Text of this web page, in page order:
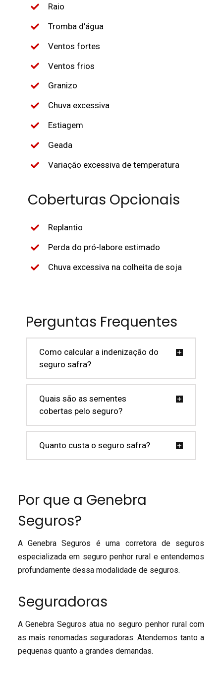
Raio
Tromba d’água
Ventos fortes
Ventos frios
Granizo
Chuva excessiva
Estiagem
Geada
Variação excessiva de temperatura
Coberturas Opcionais
Replantio
Perda do pró-labore estimado
Chuva excessiva na colheita de soja
Perguntas Frequentes
Como calcular a indenização do
seguro safra?
Quais são as sementes
cobertas pelo seguro?
Quanto custa o seguro safra?
Por que a Genebra
Seguros?
A Genebra Seguros é uma corretora de seguros
especializada em seguro penhor rural e entendemos
profundamente dessa modalidade de seguros.
Seguradoras
A Genebra Seguros atua no seguro penhor rural com
as mais renomadas seguradoras. Atendemos tanto a
pequenas quanto a grandes demandas.